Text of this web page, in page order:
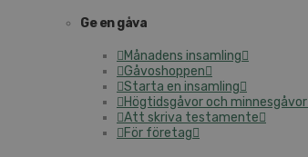
Ge en gåva
Månadens insamling
Gåvoshoppen
Starta en insamling
Högtidsgåvor och minnesgåvor
Att skriva testamente
För företag